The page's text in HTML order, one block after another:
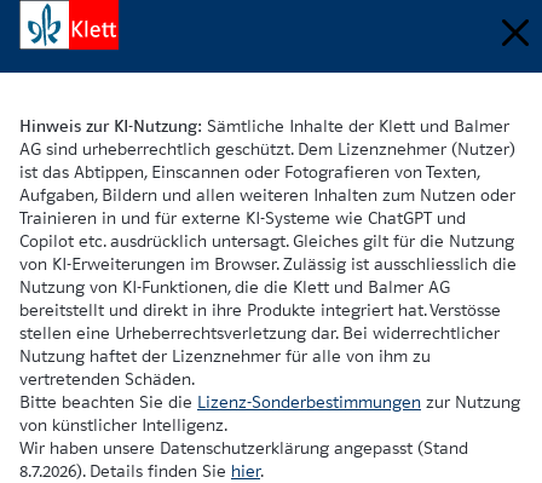
Hinweis zur KI-Nutzung: Sämtliche Inhalte der Klett und Balmer
AG sind urheberrechtlich geschützt. Dem Lizenznehmer (Nutzer)
ist das Abtippen, Einscannen oder Fotografieren von Texten,
Aufgaben, Bildern und allen weiteren Inhalten zum Nutzen oder
Trainieren in und für externe KI-Systeme wie ChatGPT und
Copilot etc. ausdrücklich untersagt. Gleiches gilt für die Nutzung
von KI-Erweiterungen im Browser. Zulässig ist ausschliesslich die
Nutzung von KI-Funktionen, die die Klett und Balmer AG
bereitstellt und direkt in ihre Produkte integriert hat. Verstösse
stellen eine Urheberrechtsverletzung dar. Bei widerrechtlicher
Nutzung haftet der Lizenznehmer für alle von ihm zu
vertretenden Schäden.
Bitte beachten Sie die Lizenz-Sonderbestimmungen zur Nutzung
von künstlicher Intelligenz.
Wir haben unsere Datenschutzerklärung angepasst (Stand
8.7.2026). Details finden Sie hier.